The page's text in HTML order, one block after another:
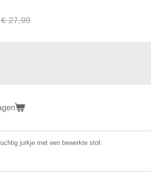
€ 27,99
jurkje met een bewerkte stof.